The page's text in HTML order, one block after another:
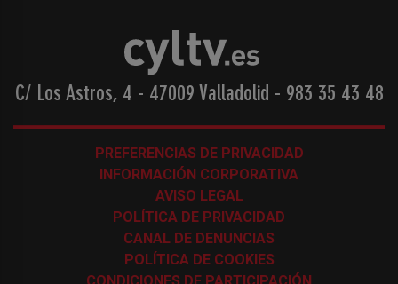
C/ Los Astros, 4 - 47009 Valladolid - 983 35 43 48
PREFERENCIAS DE PRIVACIDAD
INFORMACIÓN CORPORATIVA
AVISO LEGAL
POLÍTICA DE PRIVACIDAD
CANAL DE DENUNCIAS
POLÍTICA DE COOKIES